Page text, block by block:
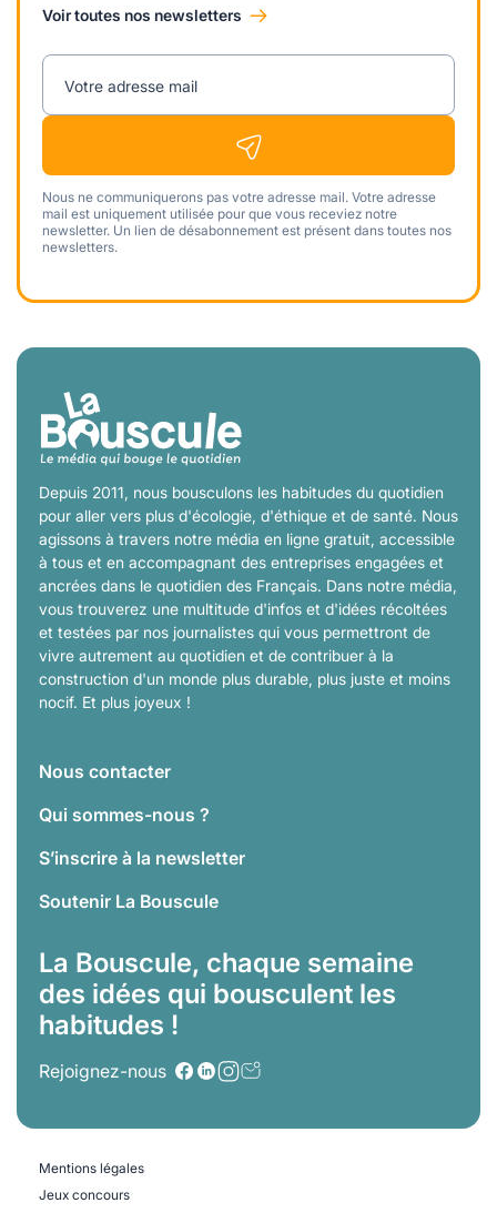
Voir toutes nos newsletters
Votre adresse mail
Nous ne communiquerons pas votre adresse mail. Votre adresse
mail est uniquement utilisée pour que vous receviez notre
newsletter. Un lien de désabonnement est présent dans toutes nos
newsletters.
Depuis 2011, nous bousculons les habitudes du quotidien
pour aller vers plus d'écologie, d'éthique et de santé. Nous
agissons à travers notre média en ligne gratuit, accessible
à tous et en accompagnant des entreprises engagées et
ancrées dans le quotidien des Français. Dans notre média,
vous trouverez une multitude d'infos et d'idées récoltées
et testées par nos journalistes qui vous permettront de
vivre autrement au quotidien et de contribuer à la
construction d'un monde plus durable, plus juste et moins
nocif. Et plus joyeux !
Nous contacter
Qui sommes-nous ?
S’inscrire à la newsletter
Soutenir La Bouscule
La Bouscule, chaque semaine
des idées qui bousculent les
habitudes !
Rejoignez-nous
Mentions légales
Jeux concours